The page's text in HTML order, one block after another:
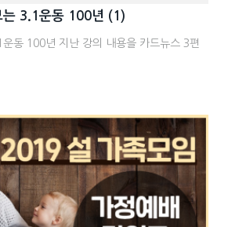
는 3.1운동 100년 (1)
동 100년 지난 강의 내용을 카드뉴스 3편